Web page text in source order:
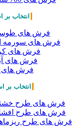
انتخاب
فرش های
فرش های سورمه
فرش های
فرش های
فرش های
انتخاب
فرش های طرح
فرش های طرح
فرش های طرح